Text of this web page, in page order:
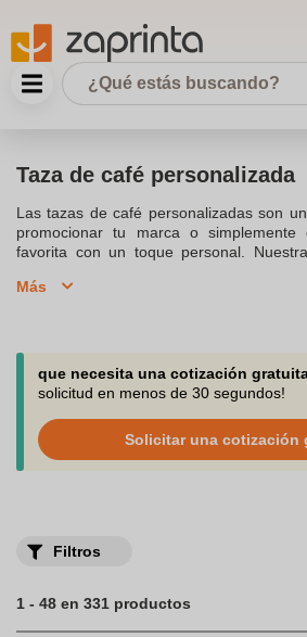
Taza de café personalizada
Las tazas de café personalizadas son
promocionar tu marca o
favorita con un toque personal.
porcelana y vidrio de borosilicato,
utilizando técnicas de impresión
tampografía, serigrafía y grabado láser.
para lavavajillas, garantizando
espresso hasta tazas de café con
todas tus necesidades, ya sea
promocionales, o como un regalo
Más
que necesita una cotización
solicitud en menos de 30 segundos!
Solicitar una cotización
Filtros
1 - 48 en 331 productos